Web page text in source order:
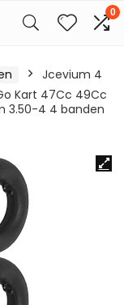
0
Jcevium 4
Kart 47Cc 49Cc
3.50-4 4 banden